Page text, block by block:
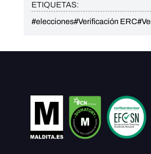
ETIQUETAS:
#elecciones#Verificación ERC